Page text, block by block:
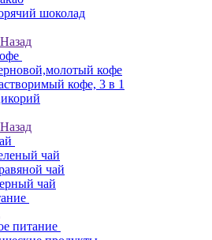
шоколад
Назад
кофе
кофе, 3 в 1
Назад
чай
чай
чай
питание